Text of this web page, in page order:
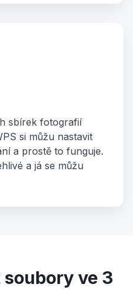
sbírek fotografií
si můžu nastavit
a prostě to funguje.
a já se můžu
ve 3